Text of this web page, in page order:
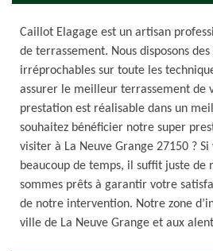
Caillot Elagage est un artisan
de terrassement. Nous disposons
irréprochables sur toute les
assurer le meilleur terrassement de
prestation est réalisable dans un
souhaitez bénéficier notre super
visiter à La Neuve Grange 27150 ? Si
beaucoup de temps, il suffit juste de
sommes prêts à garantir votre
de notre intervention. Notre zone
ville de La Neuve Grange et aux